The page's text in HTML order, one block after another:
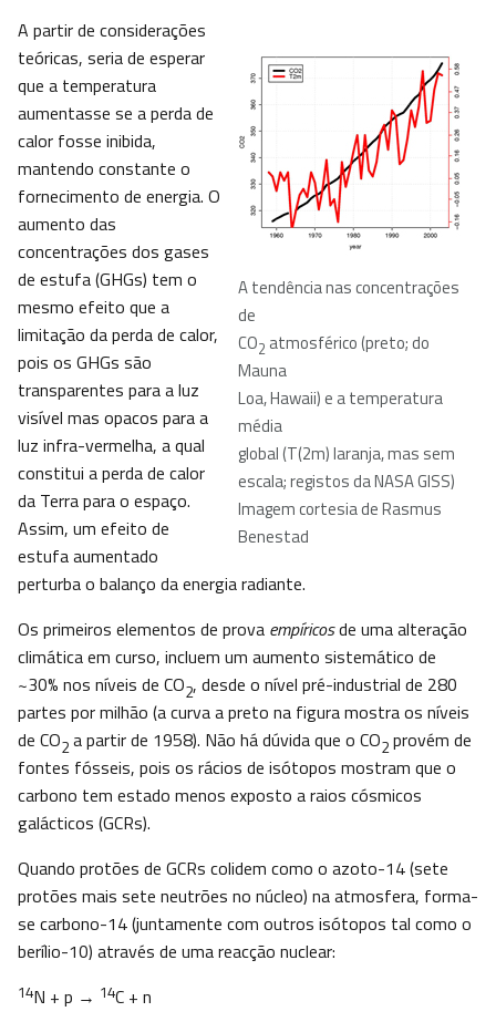
A tendência nas concentrações
de
CO2 atmosférico (preto; do
Mauna
Loa, Hawaii) e a temperatura
média
global (T(2m) laranja, mas sem
escala; registos da NASA GISS)
Imagem cortesia de Rasmus
Benestad
A partir de considerações
teóricas, seria de esperar
que a temperatura
aumentasse se a perda de
calor fosse inibida,
mantendo constante o
fornecimento de energia. O
aumento das
concentrações dos gases
de estufa (GHGs) tem o
mesmo efeito que a
limitação da perda de calor,
pois os GHGs são
transparentes para a luz
visível mas opacos para a
luz infra-vermelha, a qual
constitui a perda de calor
da Terra para o espaço.
Assim, um efeito de
estufa aumentado
perturba o balanço da energia radiante.
Os primeiros elementos de prova empíricosde uma alteração
climática em curso, incluem um aumento sistemático de
~30% nos níveis de CO2, desde o nível pré-industrial de 280
partes por milhão (a curva a preto na figura mostra os níveis
de CO2 a partir de 1958). Não há dúvida que o CO2 provém de
fontes fósseis, pois os rácios de isótopos mostram que o
carbono tem estado menos exposto a raios cósmicos
galácticos (GCRs).
Quando protões de GCRs colidem como o azoto-14 (sete
protões mais sete neutrões no núcleo) na atmosfera, forma-
se carbono-14 (juntamente com outros isótopos tal como o
berílio-10) através de uma reacção nuclear:
14N + p → 14C + n